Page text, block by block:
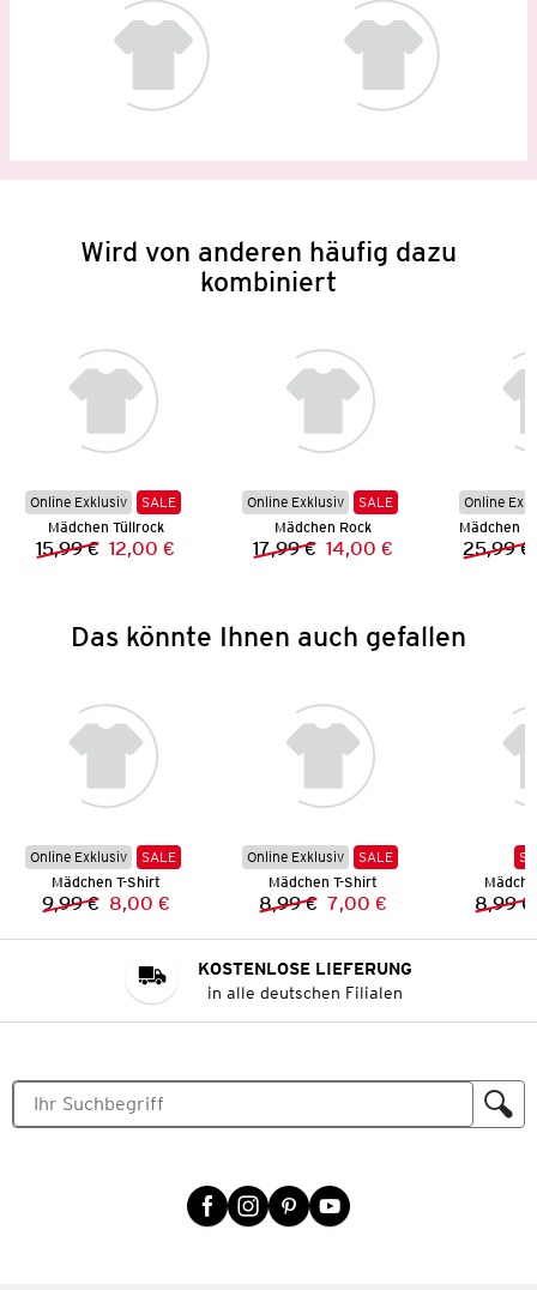
Wird von anderen häufig dazu
kombiniert
Online Exklusiv
SALE
Mädchen Tüllrock
Vorheriger Preis:
15,99 € Neuer Preis:
12,00 €
Online Exklusiv
SALE
Mädchen Rock
Vorheriger Preis:
17,99 € Neuer Preis:
14,00 €
Online
25,99 €
Das könnte Ihnen auch gefallen
Online Exklusiv
SALE
Mädchen T-Shirt
Vorheriger Preis:
9,99 € Neuer Preis:
8,00 €
Online Exklusiv
SALE
Mädchen T-Shirt
Vorheriger Preis:
8,99 € Neuer Preis:
7,00 € 8,99 €
KOSTENLOSE LIEFERUNG
in alle deutschen Filialen